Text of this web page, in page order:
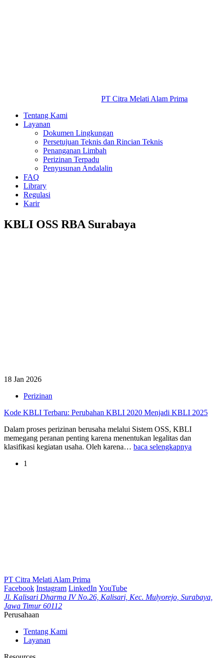
PT Citra Melati Alam Prima
Tentang Kami
Layanan
Dokumen Lingkungan
Persetujuan Teknis dan Rincian Teknis
Penanganan Limbah
Perizinan Terpadu
Penyusunan Andalalin
FAQ
Library
Regulasi
Karir
KBLI OSS RBA Surabaya
18 Jan 2026
Perizinan
Kode KBLI Terbaru: Perubahan KBLI 2020 Menjadi KBLI 2025
Dalam proses perizinan berusaha melalui Sistem OSS, KBLI
memegang peranan penting karena menentukan legalitas dan
klasifikasi kegiatan usaha. Oleh karena… baca selengkapnya
1
PT Citra Melati Alam Prima
Facebook Instagram LinkedIn YouTube
Jl. Kalisari Dharma IV No.26, Kalisari, Kec. Mulyorejo, Surabaya,
Jawa Timur 60112
Perusahaan
Tentang Kami
Layanan